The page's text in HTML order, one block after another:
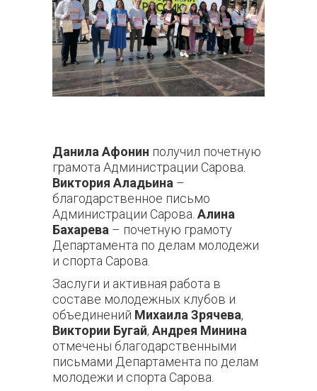
Данила Афонин получил почетную
грамота Администрации Сарова.
Виктория Аладьина –
благодарственное письмо
Администрации Сарова. Алина
Бахарева – почетную грамоту
Департамента по делам молодежи
и спорта Сарова.
Заслуги и активная работа в
составе молодежных клубов и
объединений Михаила Зрячева,
Виктории Бугай, Андрея Минина
отмечены благодарственными
письмами Департамента по делам
молодежи и спорта Сарова.